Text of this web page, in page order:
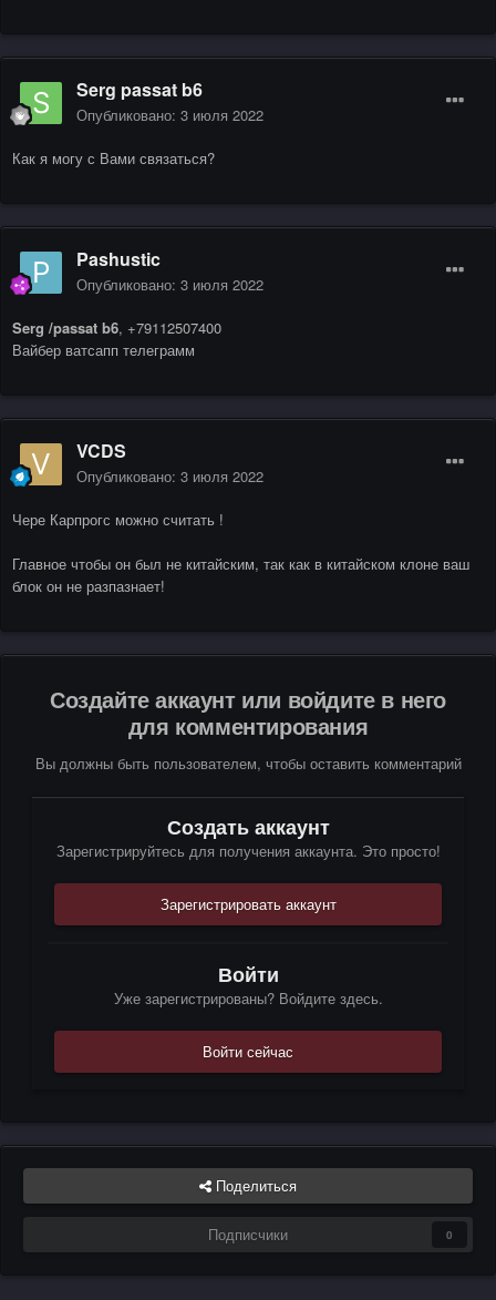
Serg passat b6
Опубликовано: 3 июля 2022
Как я могу с Вами связаться?
Pashustic
Опубликовано: 3 июля 2022
Serg /passat b6, +79112507400
Вайбер ватсапп телеграмм
VCDS
Опубликовано: 3 июля 2022
Чере Карпрогс можно считать !
Главное чтобы он был не китайским, так как в китайском клоне ваш
блок он не разпазнает!
Создайте аккаунт или войдите в него
для комментирования
Вы должны быть пользователем, чтобы оставить комментарий
Создать аккаунт
Зарегистрируйтесь для получения аккаунта. Это просто!
Зарегистрировать аккаунт
Войти
Уже зарегистрированы? Войдите здесь.
Войти сейчас
Поделиться
Подписчики 0